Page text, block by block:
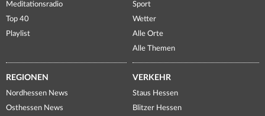
Meditationsradio
Top 40
Playlist
Sport
Wetter
Alle Orte
Alle Themen
REGIONEN
Nordhessen News
Osthessen News
VERKEHR
Staus Hessen
Blitzer Hessen